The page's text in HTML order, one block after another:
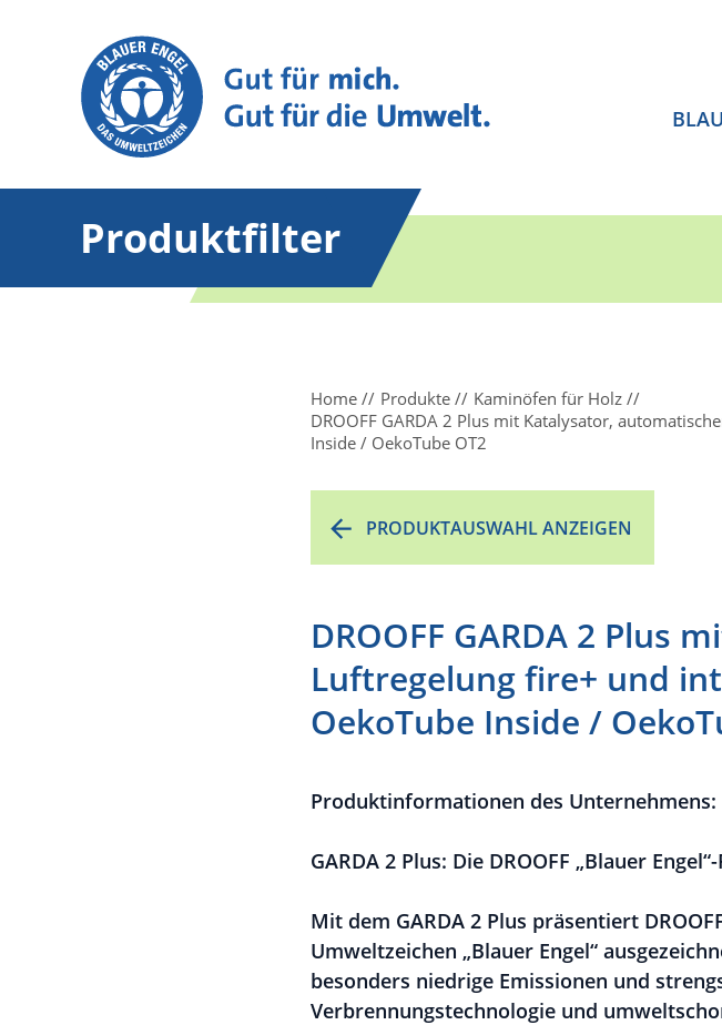
Produktfilter
Home Produkte
Kaminöfen für Holz
DROOFF GARDA 2 Plus mit Katalysator,
Inside / OekoTube OT2
PRODUKTAUSWAHL ANZEIGEN
DROOFF GARDA 2 Plus
Luftregelung fire+ und
OekoTube Inside /
Produktinformationen des Unternehmens:
GARDA 2 Plus: Die DROOFF „Blauer
Mit dem GARDA 2 Plus präsentiert
Umweltzeichen „Blauer Engel“
besonders niedrige Emissionen und
Verbrennungstechnologie und